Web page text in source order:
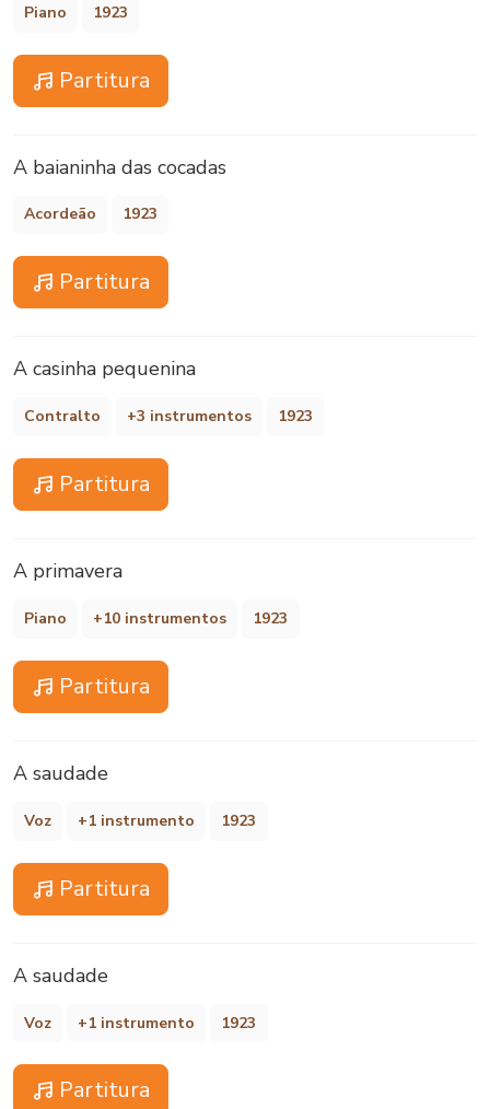
Piano 1923
Partitura
A baianinha das cocadas
Acordeão 1923
Partitura
A casinha pequenina
Contralto +3 instrumentos 1923
Partitura
A primavera
Piano +10 instrumentos 1923
Partitura
A saudade
Voz +1 instrumento 1923
Partitura
A saudade
Voz +1 instrumento 1923
Partitura